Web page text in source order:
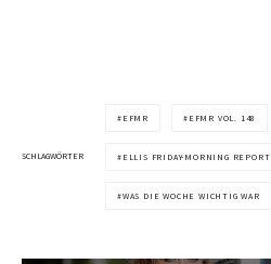
SCHLAGWÖRTER
EFMR EFMR VOL. 148
ELLIS FRIDAY-MORNING REPORT
WAS DIE WOCHE WICHTIG WAR